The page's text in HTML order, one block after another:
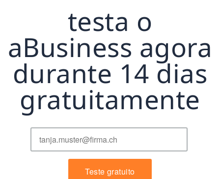
testa o
aBusiness agora
durante 14 dias
gratuitamente